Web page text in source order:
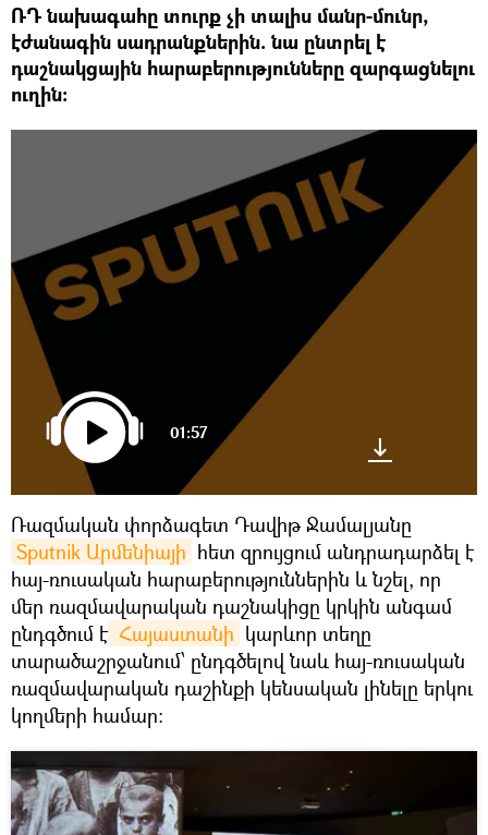
ՌԴ նախագահը տուրք չի տալիս մանր-մունր,
էժանագին սադրանքներին. նա ընտրել է
դաշնակցային հարաբերությունները զարգացնելու
ուղին։
01:57
Ռազմական փորձագետ Դավիթ Ջամալյանը
Sputnik Արմենիայի հետ զրույցում անդրադարձել է
հայ-ռուսական հարաբերություններին և նշել, որ
մեր ռազմավարական դաշնակիցը կրկին անգամ
ընդգծում է Հայաստանի կարևոր տեղը
տարածաշրջանում՝ ընդգծելով նաև հայ-ռուսական
ռազմավարական դաշինքի կենսական լինելը երկու
կողմերի համար: